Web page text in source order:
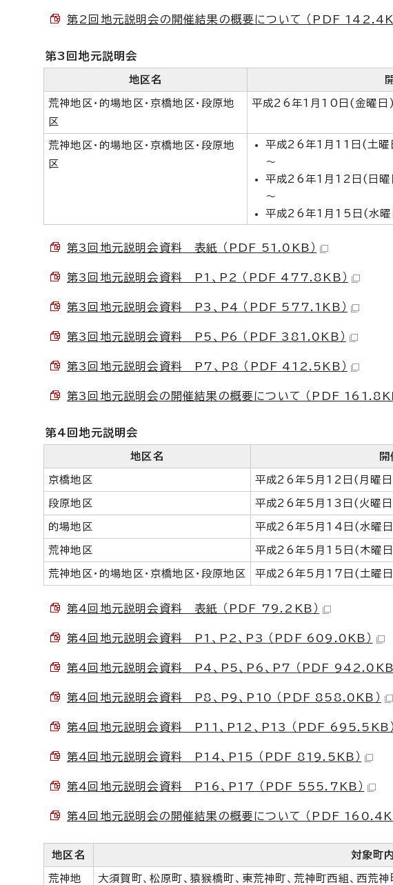
第2回地元説明会の開催結果の概要について （PDF
第3回地元説明会
地区名
荒神地区・的場地区・京橋地区・段原地
区
平成26年1月10日(金曜
荒神地区・的場地区・京橋地区・段原地
区
平成26年1月11日(土
～
平成26年1月12日(日
～
平成26年1月15日(水
第3回地元説明会資料 表紙 （PDF 51.0KB）
第3回地元説明会資料 P1、P2 （PDF 477.8KB）
第3回地元説明会資料 P3、P4 （PDF 577.1KB）
第3回地元説明会資料 P5、P6 （PDF 381.0KB）
第3回地元説明会資料 P7、P8 （PDF 412.5KB）
第3回地元説明会の開催結果の概要について （PDF
第4回地元説明会
地区名 開
京橋地区 平成26年5月12日(月曜
段原地区 平成26年5月13日(火曜
的場地区 平成26年5月14日(水曜
荒神地区 平成26年5月15日(木曜
荒神地区・的場地区・京橋地区・段原地区 平成26年5月17日(土曜
第4回地元説明会資料 表紙 （PDF 79.2KB）
第4回地元説明会資料 P1、P2、P3 （PDF 609.0KB）
第4回地元説明会資料 P4、P5、P6、P7 （PDF 942.0KB
第4回地元説明会資料 P8、P9、P10 （PDF 858.0KB）
第4回地元説明会資料 P11、P12、P13 （PDF 695.5KB）
第4回地元説明会資料 P14、P15 （PDF 819.5KB）
第4回地元説明会資料 P16、P17 （PDF 555.7KB）
第4回地元説明会の開催結果の概要について （PDF
地区名 対象町
荒神地
大須賀町、松原町、猿猴橋町、東荒神町、荒神町西組、西荒